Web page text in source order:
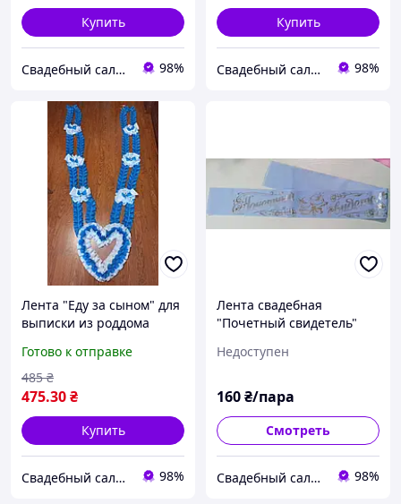
Купить
Свадебный салон "ПРИНЦЕССА" 98%
Купить
Свадебный салон "ПРИНЦЕССА" 98%
Лента "Еду за сыном" для
выписки из роддома
Готово к отправке
475.30₴
485 ₴
Купить
Свадебный салон "ПРИНЦЕССА" 98%
Лента свадебная
"Почетный свидетель"
Недоступен
160₴/пара
Смотреть
Свадебный салон "ПРИНЦЕССА" 98%